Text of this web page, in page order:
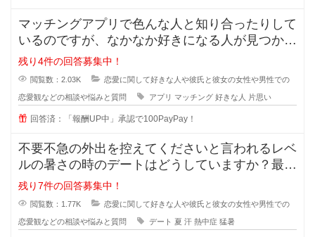
マッチングアプリで色んな人と知り合ったりして
いるのですが、なかなか好きになる人が見つかり
ません。 好きになる人って
残り4件の回答募集中！
閲覧数：2.03K 恋愛に関して好きな人や彼氏と彼女の女性や男性での
恋愛観などの相談や悩みと質問 アプリ マッチング 好きな人 片思い
回答済：「報酬UP中」承認で100PayPay！
不要不急の外出を控えてくださいと言われるレベ
ルの暑さの時のデートはどうしていますか？最近
の夏はとっても暑くて、一歩外に出
残り7件の回答募集中！
閲覧数：1.77K 恋愛に関して好きな人や彼氏と彼女の女性や男性での
恋愛観などの相談や悩みと質問 デート 夏 汗 熱中症 猛暑